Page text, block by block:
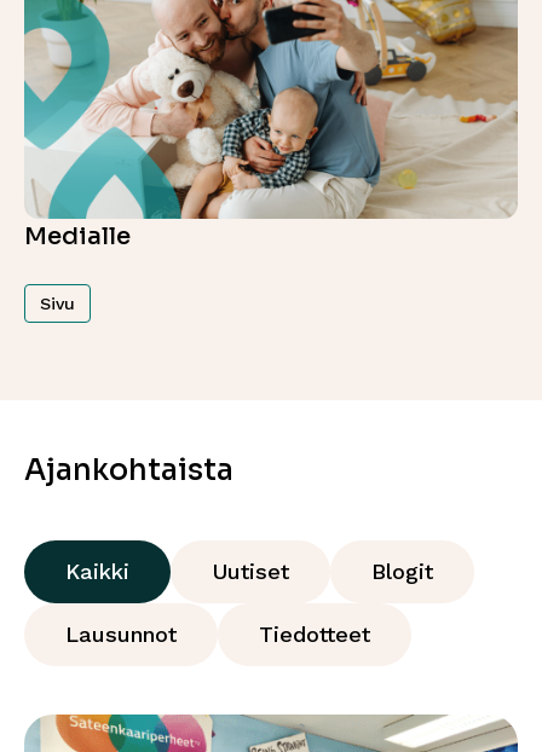
Medialle
Sivu
Ajankohtaista
Kaikki Uutiset Blogit
Lausunnot Tiedotteet